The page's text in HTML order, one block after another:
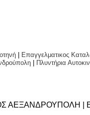
ΑΕΞΑΝΔΡΟΥΠΟΛΗ
Επαγγελματικος
Πλυντήρια